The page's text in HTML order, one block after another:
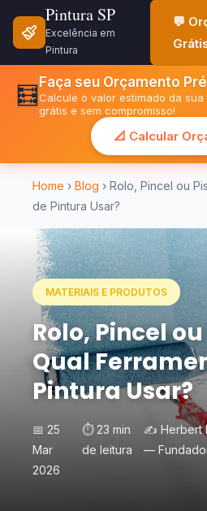
Pintura SP
Excelência em
Pintura
💬
🧮 Faça seu Orçamento
Calcule o valor estimado da
grátis e sem compromisso!
📐 Calcular
Home › Blog › Rolo, Pincel ou
de Pintura Usar?
MATERIAIS E PRODUTOS
Rolo, Pincel
Qual
Pintura Usar?
📅 25
Mar
2026
⏱️ 23 min
de leitura
✍️ Herbert
—